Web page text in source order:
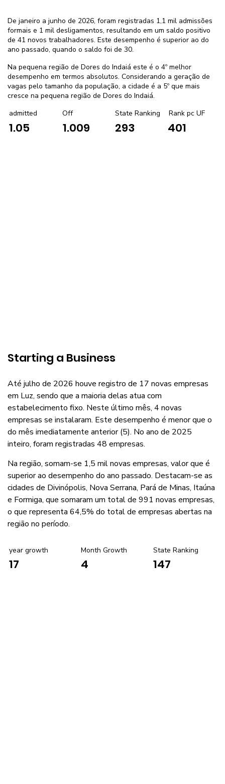
De janeiro a junho de 2026, foram registradas 1,1 mil admissões
formais e 1 mil desligamentos, resultando em um saldo positivo
de 41 novos trabalhadores. Este desempenho é superior ao do
ano passado, quando o saldo foi de 30.
Na pequena região de Dores do Indaiá este é o 4º melhor
desempenho em termos absolutos. Considerando a geração de
vagas pelo tamanho da população, a cidade é a 5º que mais
cresce na pequena região de Dores do Indaiá.
admitted
1.05
Off
1.009
State Ranking
293
Rank pc UF
401
Starting a Business
Até julho de 2026 houve registro de 17 novas empresas
em Luz, sendo que a maioria delas atua com
estabelecimento fixo. Neste último mês, 4 novas
empresas se instalaram. Este desempenho é menor que o
do mês imediatamente anterior (5). No ano de 2025
inteiro, foram registradas 48 empresas.
Na região, somam-se 1,5 mil novas empresas, valor que é
superior ao desempenho do ano passado. Destacam-se as
cidades de Divinópolis, Nova Serrana, Pará de Minas, Itaúna
e Formiga, que somaram um total de 991 novas empresas,
o que representa 64,5% do total de empresas abertas na
região no período.
year growth
17
Month Growth
4
State Ranking
147